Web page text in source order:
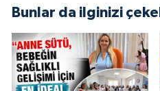
Bunlar da ilginizi